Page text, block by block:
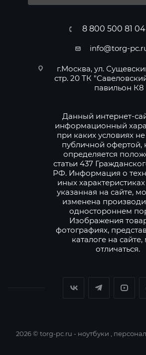
8 800 500 81 04
info@torg-
г.Москва, ул.
стр. 20 ТК
павильон К8
Данный интернет-
информационный
при каких условиях не
публичной офертой,
определяется
статьи 437
РФ. Информация о
иных
указанная на сайте,
изменена
одностороннем
Изображения
фотографиях,
каталоге на сайте,
отличаться.
2026 © torg-pc.ru - ноутбуки ,